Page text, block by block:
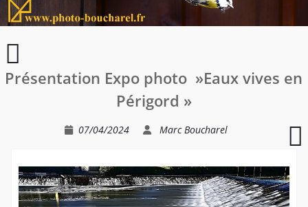
Présentation Expo photo »Eaux vives en
Périgord »
07/04/2024 Marc Boucharel